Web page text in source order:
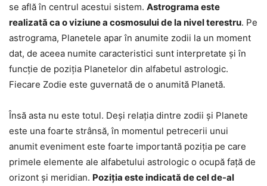
se află în centrul acestui sistem. Astrograma este
realizată ca o viziune a cosmosului de la nivel terestru. Pe
astrograma, Planetele apar în anumite zodii la un moment
dat, de aceea numite caracteristici sunt interpretate și în
funcție de poziția Planetelor din alfabetul astrologic.
Fiecare Zodie este guvernată de o anumită Planetă.
Însă asta nu este totul. Deși relația dintre zodii și Planete
este una foarte strânsă, în momentul petrecerii unui
anumit eveniment este foarte importantă poziția pe care
primele elemente ale alfabetului astrologic o ocupă față de
orizont și meridian. Poziția este indicată de cel de-al